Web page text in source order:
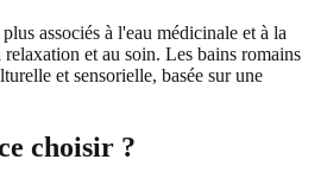
associés à l'eau médicinale et à la
relaxation et au soin. Les bains romains
et sensorielle, basée sur une
choisir ?